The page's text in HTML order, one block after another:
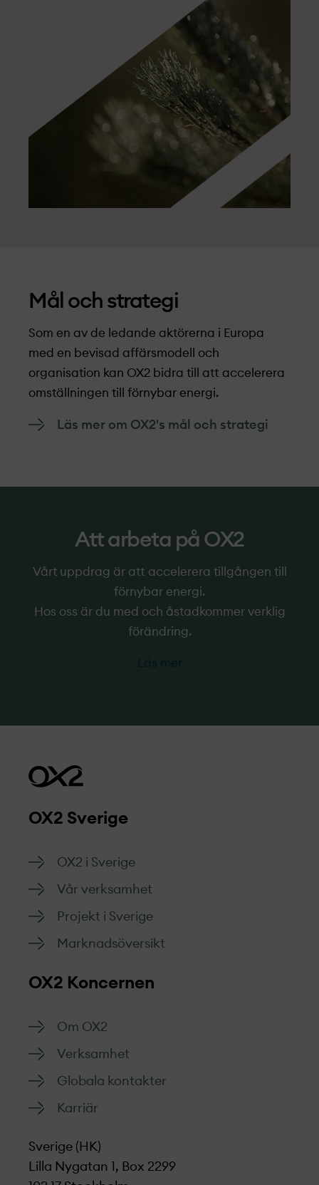
Mål och strategi
Som en av de ledande aktörerna i Europa
med en bevisad affärsmodell och
organisation kan OX2 bidra till att accelerera
omställningen till förnybar energi.
Läs mer om OX2's mål och strategi
Att arbeta på OX2
Vårt uppdrag är att accelerera tillgången till
förnybar energi.
Hos oss är du med och åstadkommer verklig
förändring.
OX2 Sverige
OX2 i Sverige
Vår verksamhet
Projekt­ i Sverige
Marknads­översikt
OX2 Koncernen
Om OX2
Verksamhet
Globala kontakter
Karriär
Sverige (HK)
Lilla Nygatan 1, Box 2299